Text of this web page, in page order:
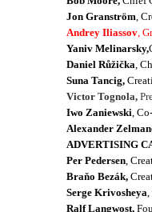
Jon Granström ,
Andrey Iliassov ,
Yaniv Melinarsky,
Daniel Růžička ,
Suna Tancig,
Victor Tognola,
Iwo Zaniewski ,
Alexander
ADVERTISING
Per Pedersen ,
Braňo Bezák,
Serge Krivosheya
Ralf Langwost,